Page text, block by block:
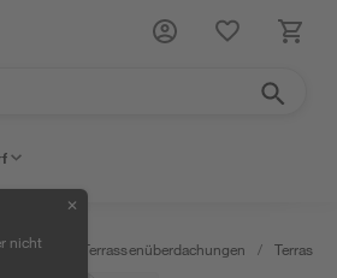
nicht
✕
Carports & Terrassenüberdachungen /